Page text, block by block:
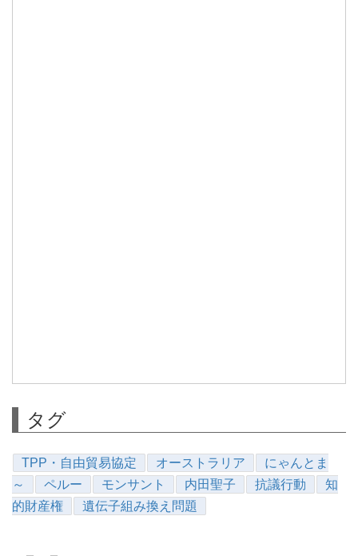
タグ
TPP・自由貿易協定 オーストラリア
にゃんとま
～
ペルー モンサント 内田聖子 抗議行動
知
的財産権
遺伝子組み換え問題